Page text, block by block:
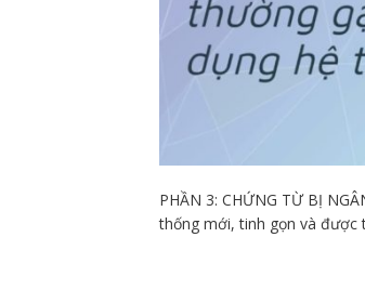
PHẦN 3: CHỨNG TỪ BỊ
thống mới, tinh gọn và được